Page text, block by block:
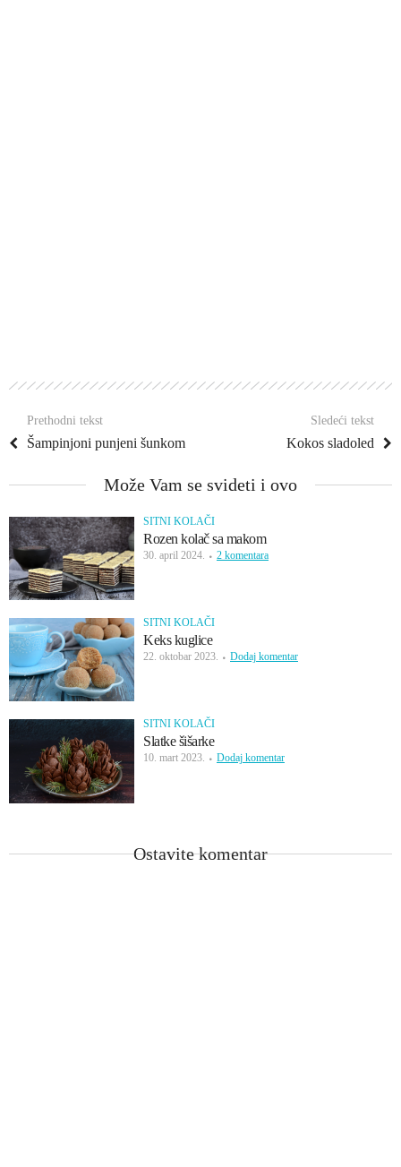
Prethodni tekst
Šampinjoni punjeni šunkom
Sledeći tekst
Kokos sladoled
Može Vam se svideti i ovo
SITNI KOLAČI
Rozen kolač sa makom
30. april 2024. 2 komentara
SITNI KOLAČI
Keks kuglice
22. oktobar 2023. Dodaj komentar
SITNI KOLAČI
Slatke šišarke
10. mart 2023. Dodaj komentar
Ostavite komentar